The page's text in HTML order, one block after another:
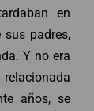
en
sus padres,
Y no era
años, se